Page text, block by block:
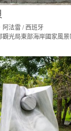
阿法雷 / 西班牙
觀光局東部海岸國家風景